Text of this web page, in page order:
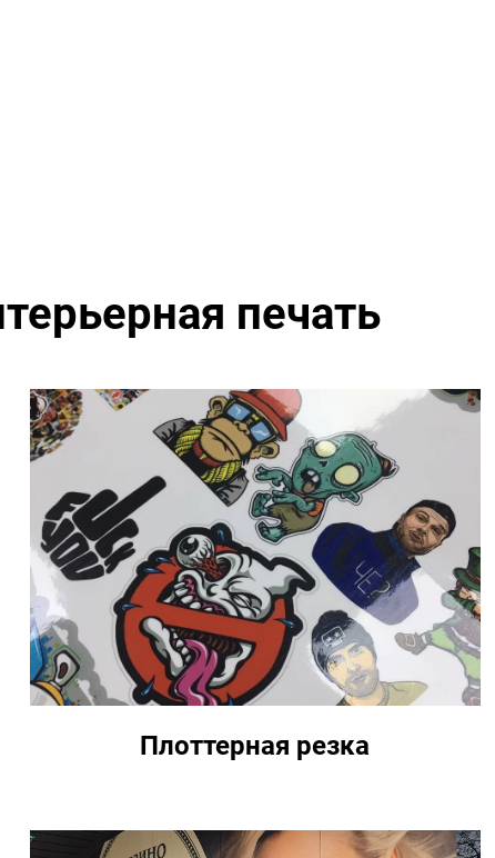
печать
Плоттерная резка